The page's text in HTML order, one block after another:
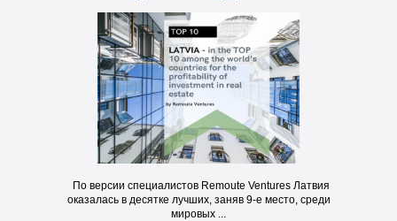
По версии специалистов Remoute Ventures Латвия
оказалась в десятке лучших, заняв 9-е место, среди
мировых ...